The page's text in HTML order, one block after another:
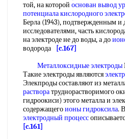
той, на которой основан вывод
потенциала кислородного
Берла (1943), подтвержденным и
исследователями, часть
на электроде не до воды, а до
водорода
[c.167]
Металлоксидные электроды
Такие электроды являются
Элекпроды составляют из
растворатруднорастворимого
гидроокиси) этого металла и
содержащегоионы гидроксила. В
электродный процесс
[c.161]